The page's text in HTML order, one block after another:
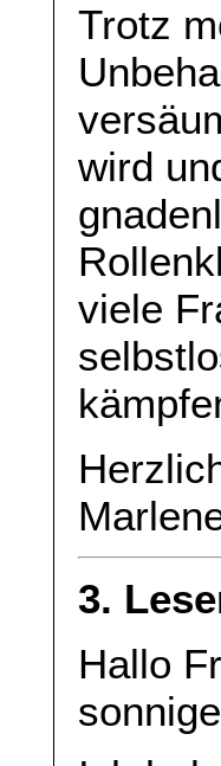
Trotz
wird
viele
3.
Hallo